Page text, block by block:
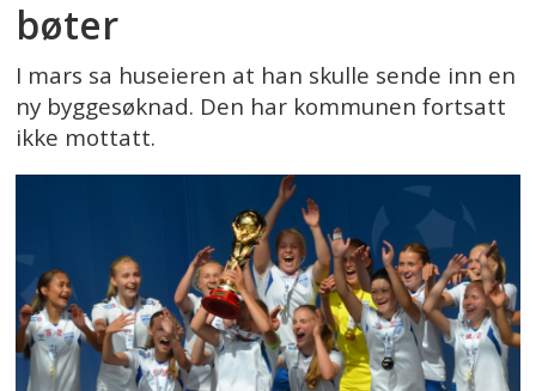
bøter
I mars sa huseieren at han skulle sende inn en
ny byggesøknad. Den har kommunen fortsatt
ikke mottatt.